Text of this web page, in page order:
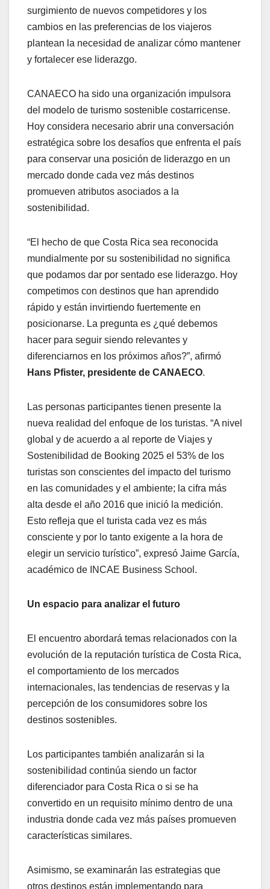
surgimiento de nuevos competidores y los
cambios en las preferencias de los viajeros
plantean la necesidad de analizar cómo mantener
y fortalecer ese liderazgo.
CANAECO ha sido una organización impulsora
del modelo de turismo sostenible costarricense.
Hoy considera necesario abrir una conversación
estratégica sobre los desafíos que enfrenta el país
para conservar una posición de liderazgo en un
mercado donde cada vez más destinos
promueven atributos asociados a la
sostenibilidad.
“El hecho de que Costa Rica sea reconocida
mundialmente por su sostenibilidad no significa
que podamos dar por sentado ese liderazgo. Hoy
competimos con destinos que han aprendido
rápido y están invirtiendo fuertemente en
posicionarse. La pregunta es ¿qué debemos
hacer para seguir siendo relevantes y
diferenciarnos en los próximos años?”, afirmó
Hans Pfister, presidente de CANAECO.
Las personas participantes tienen presente la
nueva realidad del enfoque de los turistas. “A nivel
global y de acuerdo a al reporte de Viajes y
Sostenibilidad de Booking 2025 el 53% de los
turistas son conscientes del impacto del turismo
en las comunidades y el ambiente; la cifra más
alta desde el año 2016 que inició la medición.
Esto refleja que el turista cada vez es más
consciente y por lo tanto exigente a la hora de
elegir un servicio turístico”, expresó Jaime García,
académico de INCAE Business School.
Un espacio para analizar el futuro
El encuentro abordará temas relacionados con la
evolución de la reputación turística de Costa Rica,
el comportamiento de los mercados
internacionales, las tendencias de reservas y la
percepción de los consumidores sobre los
destinos sostenibles.
Los participantes también analizarán si la
sostenibilidad continúa siendo un factor
diferenciador para Costa Rica o si se ha
convertido en un requisito mínimo dentro de una
industria donde cada vez más países promueven
características similares.
Asimismo, se examinarán las estrategias que
otros destinos están implementando para